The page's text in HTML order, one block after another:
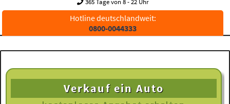
365 Tage von 8 - 22 Uhr
Hotline deutschlandweit:
0800-0044333
Verkauf ein Auto